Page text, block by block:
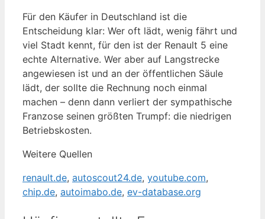
Für den Käufer in Deutschland ist die
Entscheidung klar: Wer oft lädt, wenig fährt und
viel Stadt kennt, für den ist der Renault 5 eine
echte Alternative. Wer aber auf Langstrecke
angewiesen ist und an der öffentlichen Säule
lädt, der sollte die Rechnung noch einmal
machen – denn dann verliert der sympathische
Franzose seinen größten Trumpf: die niedrigen
Betriebskosten.
Weitere Quellen
renault.de, autoscout24.de, youtube.com,
chip.de, autoimabo.de, ev-database.org